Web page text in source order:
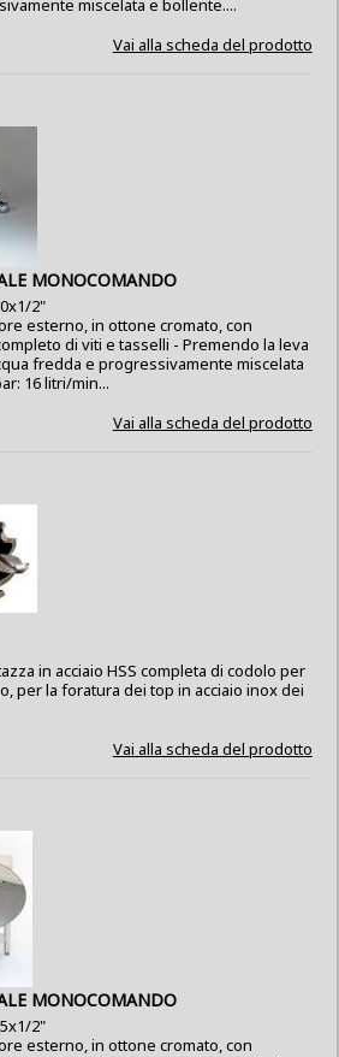
miscelata e bollente....
Vai alla scheda del prodotto
MONOCOMANDO
2"
esterno, in ottone cromato, con
di viti e tasselli - Premendo la leva
fredda e progressivamente miscelata
16 litri/min...
Vai alla scheda del prodotto
in acciaio HSS completa di codolo per
per la foratura dei top in acciaio inox dei
Vai alla scheda del prodotto
MONOCOMANDO
2"
esterno, in ottone cromato, con